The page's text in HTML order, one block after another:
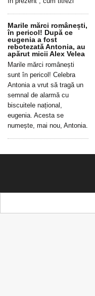
Marile mărci românești,
în pericol! După ce
eugenia a fost
rebotezată Antonia, au
apărut micii Alex Velea
Marile mărci românești
sunt în pericol! Celebra
Antonia a vrut să tragă un
semnal de alarmă cu
biscuitele național,
eugenia. Acesta se
numește, mai nou, Antonia.